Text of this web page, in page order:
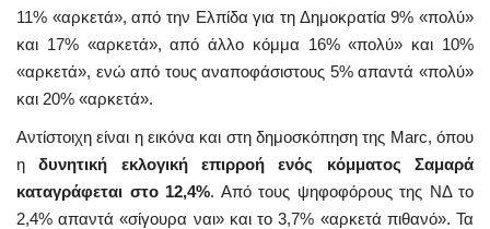
11% «αρκετά», από την Ελπίδα για τη Δημοκρατία 9% «πολύ»
και 17% «αρκετά», από άλλο κόμμα 16% «πολύ» και 10%
«αρκετά», ενώ από τους αναποφάσιστους 5% απαντά «πολύ»
και 20% «αρκετά».
Αντίστοιχη είναι η εικόνα και στη δημοσκόπηση της Marc, όπου
ηδυνητική εκλογική επιρροή ενός κόμματος Σαμαρά
καταγράφεται στο 12,4%. Από τους ψηφοφόρους της ΝΔ το
2,4% απαντά «σίγουρα ναι» και το 3,7% «αρκετά πιθανό». Τα